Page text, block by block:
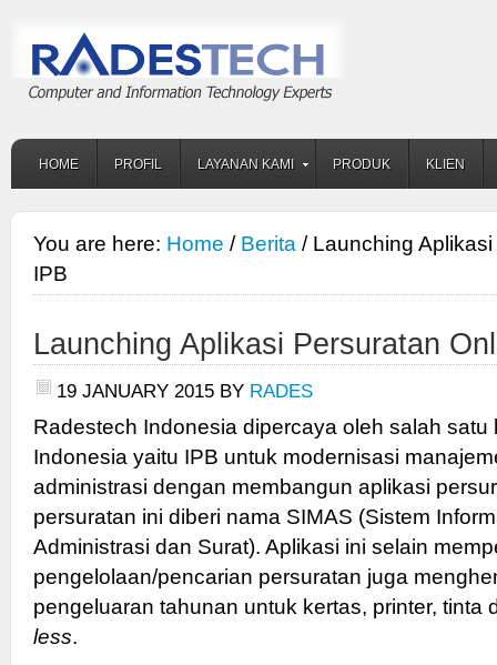
HOME PROFIL LAYANAN KAMI PRODUK KLIEN
You are here: Home / Berita / Launching
IPB
Launching Aplikasi Persuratan
19 JANUARY 2015 BY RADES
Radestech Indonesia dipercaya oleh salah satu
Indonesia yaitu IPB untuk modernisasi
administrasi dengan membangun aplikasi
persuratan ini diberi nama SIMAS (Sistem
Administrasi dan Surat). Aplikasi ini selain
pengelolaan/pencarian persuratan juga
pengeluaran tahunan untuk kertas, printer, tinta
less.